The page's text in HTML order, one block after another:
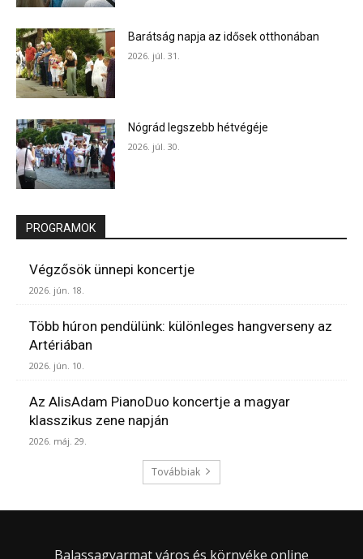
Barátság napja az idősek otthonában
2026. júl. 31.
Nógrád legszebb hétvégéje
2026. júl. 30.
PROGRAMOK
Végzősök ünnepi koncertje
2026. jún. 18.
Több húron pendülünk: különleges hangverseny az
Artériában
2026. jún. 10.
Az AlisAdam PianoDuo koncertje a magyar
klasszikus zene napján
2026. máj. 29.
Továbbiak
Balassagyarmat város és környéke online